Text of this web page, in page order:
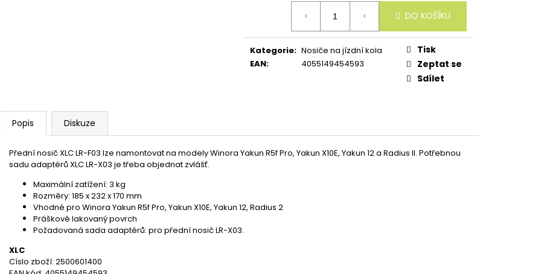
DO KOŠÍKU
Kategorie: Nosiče na jízdní kola
EAN: 4055149454593
Tisk
Zeptat se
Sdílet
Popis Diskuze
Přední nosič XLC LR-F03 lze namontovat na modely Winora Yakun R5f Pro, Yakun X10E, Yakun 12 a Radius II. Potřebnou
sadu adaptérů XLC LR-X03 je třeba objednat zvlášť.
Maximální zatížení: 3 kg
Rozměry: 185 x 232 x 170 mm
Vhodné pro Winora Yakun R5f Pro, Yakun X10E, Yakun 12, Radius 2
Práškově lakovaný povrch
Požadovaná sada adaptérů: pro přední nosič LR-X03.
XLC
Císlo zboží: 2500601400